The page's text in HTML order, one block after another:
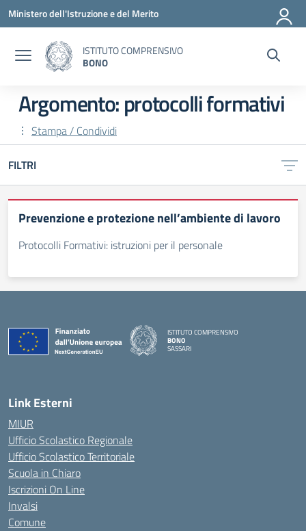
Vai ai contenuti
Vai al menu di navigazione
Vai al footer
Ministero dell'Istruzione e del Merito
ISTITUTO COMPRENSIVO
BONO
Argomento: protocolli formativi
Stampa / Condividi
FILTRI
Prevenzione e protezione nell’ambiente di lavoro
Protocolli Formativi: istruzioni per il personale
ISTITUTO COMPRENSIVO
BONO
SASSARI
Link Esterni
MIUR
Ufficio Scolastico Regionale
Ufficio Scolastico Territoriale
Scuola in Chiaro
Iscrizioni On Line
Invalsi
Comune